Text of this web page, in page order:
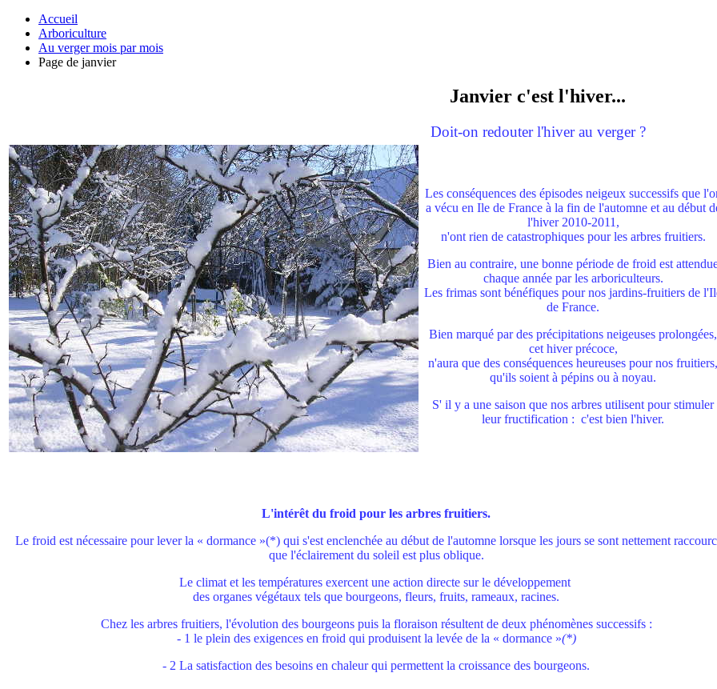
Accueil
Arboriculture
Au verger mois par mois
Page de janvier
Janvier c'est l'hiver...
Doit-on redouter l'hiver au verger ?
Les conséquences des épisodes neigeux successifs que
a vécu en Ile de France à la fin de l'automne et au début
l'hiver 2010-2011,
n'ont rien de catastrophiques pour les arbres fruitiers.
Bien au contraire, une bonne période de froid est
chaque année par les arboriculteurs.
Les frimas sont bénéfiques pour nos jardins-fruitiers de
de France.
Bien marqué par des précipitations neigeuses prolongées,
cet hiver précoce,
n'aura que des conséquences heureuses pour nos fruitiers,
qu'ils soient à pépins ou à noyau.
S' il y a une saison que nos arbres utilisent pour stimuler
leur fructification : c'est bien l'hiver.
L'intérêt du froid pour les arbres fruitiers.
Le froid est nécessaire pour lever la « dormance »(*) qui s'est enclenchée au début de l'automne lorsque les jours se sont nettement
que l'éclairement du soleil est plus oblique.
Le climat et les températures exercent une action directe sur le développement
des organes végétaux tels que bourgeons, fleurs, fruits, rameaux, racines.
Chez les arbres fruitiers, l'évolution des bourgeons puis la floraison résultent de deux phénomènes successifs :
- 1 le plein des exigences en froid qui produisent la levée de la « dormance »(*)
- 2 La satisfaction des besoins en chaleur qui permettent la croissance des bourgeons.